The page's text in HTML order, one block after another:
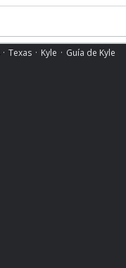
Texas Kyle Guía de Kyle